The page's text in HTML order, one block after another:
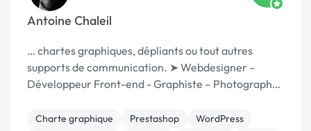
Antoine Chaleil
… chartes graphiques, dépliants ou tout autres
supports de communication. ➤ Webdesigner –
Développeur Front-end - Graphiste – Photographe
Charte graphique Prestashop
WordPress